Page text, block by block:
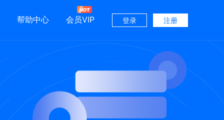
帮助中心 会员VIP 登录 注册